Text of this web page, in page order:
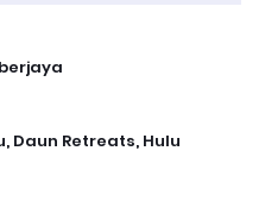
Daun Retreats, Hulu